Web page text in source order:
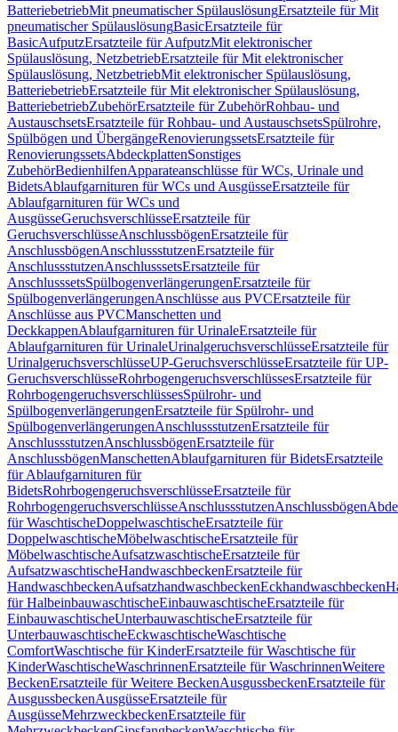
BatteriebetriebMit pneumatischer SpülauslösungErsatzteile für Mit
pneumatischer SpülauslösungBasicErsatzteile für
BasicAufputzErsatzteile für AufputzMit elektronischer
Spülauslösung, NetzbetriebErsatzteile für Mit elektronischer
Spülauslösung, NetzbetriebMit elektronischer Spülauslösung,
BatteriebetriebErsatzteile für Mit elektronischer Spülauslösung,
BatteriebetriebZubehörErsatzteile für ZubehörRohbau- und
AustauschsetsErsatzteile für Rohbau- und AustauschsetsSpülrohre,
Spülbögen und ÜbergängeRenovierungssetsErsatzteile für
RenovierungssetsAbdeckplattenSonstiges
ZubehörBedienhilfenApparateanschlüsse für WCs, Urinale und
BidetsAblaufgarnituren für WCs und AusgüsseErsatzteile für
Ablaufgarnituren für WCs und
AusgüsseGeruchsverschlüsseErsatzteile für
GeruchsverschlüsseAnschlussbögenErsatzteile für
AnschlussbögenAnschlussstutzenErsatzteile für
AnschlussstutzenAnschlusssetsErsatzteile für
AnschlusssetsSpülbogenverlängerungenErsatzteile für
SpülbogenverlängerungenAnschlüsse aus PVCErsatzteile für
Anschlüsse aus PVCManschetten und
DeckkappenAblaufgarnituren für UrinaleErsatzteile für
Ablaufgarnituren für UrinaleUrinalgeruchsverschlüsseErsatzteile für
UrinalgeruchsverschlüsseUP-GeruchsverschlüsseErsatzteile für UP-
GeruchsverschlüsseRohrbogengeruchsverschlüssesErsatzteile für
RohrbogengeruchsverschlüssesSpülrohr- und
SpülbogenverlängerungenErsatzteile für Spülrohr- und
SpülbogenverlängerungenAnschlussstutzenErsatzteile für
AnschlussstutzenAnschlussbögenErsatzteile für
AnschlussbögenManschettenAblaufgarnituren für BidetsErsatzteile
für Ablaufgarnituren für
BidetsRohrbogengeruchsverschlüsseErsatzteile für
RohrbogengeruchsverschlüsseAnschlussstutzenAnschlussbögen
für WaschtischeDoppelwaschtischeErsatzteile für
DoppelwaschtischeMöbelwaschtischeErsatzteile für
MöbelwaschtischeAufsatzwaschtischeErsatzteile für
AufsatzwaschtischeHandwaschbeckenErsatzteile für
HandwaschbeckenAufsatzhandwaschbeckenEckhandwaschbecken
für HalbeinbauwaschtischeEinbauwaschtischeErsatzteile für
EinbauwaschtischeUnterbauwaschtischeErsatzteile für
UnterbauwaschtischeEckwaschtischeWaschtische
ComfortWaschtische für KinderErsatzteile für Waschtische für
KinderWaschtischeWaschrinnenErsatzteile für WaschrinnenWeitere
BeckenErsatzteile für Weitere BeckenAusgussbeckenErsatzteile für
AusgussbeckenAusgüsseErsatzteile für
AusgüsseMehrzweckbeckenErsatzteile für